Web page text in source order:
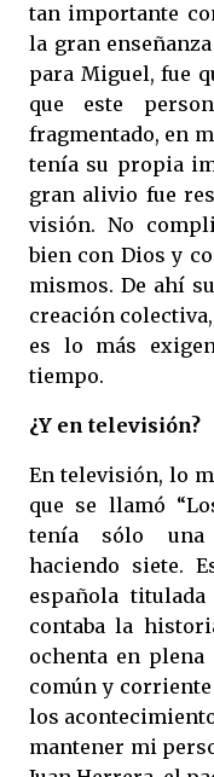
tan importante
la gran
para Miguel, fue
que este
fragmentado, en
tenía su propia
gran alivio fue
visión. No
bien con Dios y
mismos. De ahí
creación
es lo más
tiempo.
¿Y en televisión?
En televisión, lo
que se llamó
tenía sólo una
haciendo siete.
española titulada
contaba la
ochenta en
común y
los
mantener mi